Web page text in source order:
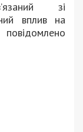
зі
вплив на